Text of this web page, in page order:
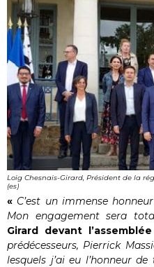
Loïg Chesnais-Girard, Président de la
(es)
« C’est un immense
Mon engagement sera
Girard devant
prédécesseurs, Pierrick
lesquels j’ai eu l’honneur